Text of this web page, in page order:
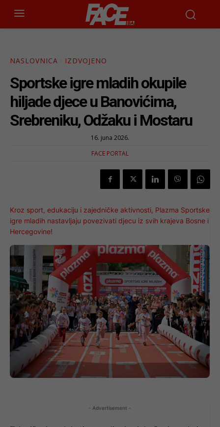
NASLOVNICA IZDVOJENO
Sportske igre mladih okupile
hiljade djece u Banovićima,
Srebreniku, Odžaku i Mostaru
16. juna 2026.
FACE PORTAL
Kroz sport, edukaciju i zajedničke aktivnosti, Plazma Sportske
igre mladih nastavljaju povezivati djecu iz svih krajeva Bosne i
Hercegovine!
- Advertisement -